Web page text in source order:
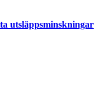
utsläppsminskningar